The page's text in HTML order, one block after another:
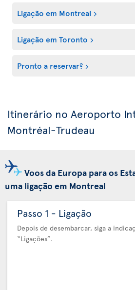
Ligação em Montreal
Ligação em Toronto
Pronto a reservar?
Itinerário no Aeroporto
Montréal-Trudeau
Voos da Europa para os
uma ligação em Montreal
Passo 1 - Ligação
Depois de desembarcar, siga a
“Ligações”.